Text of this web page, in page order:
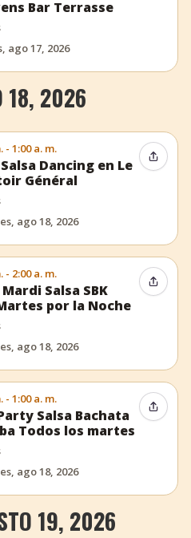
Bar Terrasse
ago 17, 2026
18, 2026
- 1:00 a. m.
Dancing en Le
Général
ago 18, 2026
- 2:00 a. m.
Salsa SBK
por la Noche
ago 18, 2026
- 1:00 a. m.
Salsa Bachata
Todos los martes
ago 18, 2026
19, 2026